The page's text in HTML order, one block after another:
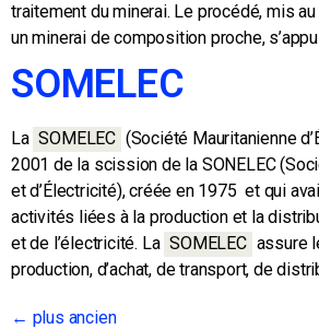
traitement du minerai. Le procédé, mis
un minerai de composition proche,
SOMELEC
La SOMELEC (Société Mauritanienne
2001 de la scission de la SONELEC
et d’Électricité), créée en 1975 et qui
activités liées à la production et la
et de l’électricité. La SOMELEC assure
production, d’achat, de transport, de
← plus ancien